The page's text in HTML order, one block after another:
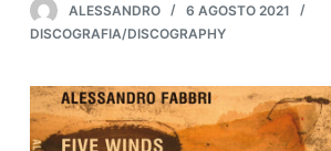
c
e
ALESSANDRO
6 AGOSTO 2021
DISCOGRAFIA/DISCOGRAPHY